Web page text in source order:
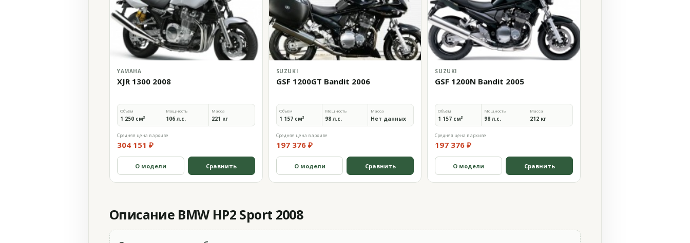
YAMAHA
XJR 1300 2008
Объём
1 250 см³
Мощность
106 л.с.
Масса
221 кг
Средняя цена в архиве
304 151 ₽
О модели Сравнить
SUZUKI
GSF 1200GT Bandit 2006
Объём
1 157 см³
Мощность
98 л.с.
Масса
Нет данных
Средняя цена в архиве
197 376 ₽
О модели Сравнить
SUZUKI
GSF 1200N Bandit 2005
Объём
1 157 см³
Мощность
98 л.с.
Масса
212 кг
Средняя цена в архиве
197 376 ₽
О модели Сравнить
Описание BMW HP2 Sport 2008